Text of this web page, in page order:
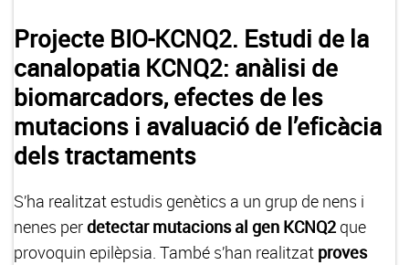
Projecte BIO-KCNQ2. Estudi de la
canalopatia KCNQ2: anàlisi de
biomarcadors, efectes de les
mutacions i avaluació de l’eficàcia
dels tractaments
S’ha realitzat estudis genètics a un grup de nens i
nenes perdetectar mutacions al gen KCNQ2 que
provoquin epilèpsia. També s’han realitzat proves